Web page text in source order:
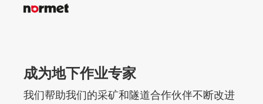
成为地下作业专家
我们帮助我们的采矿和隧道合作伙伴不断改进